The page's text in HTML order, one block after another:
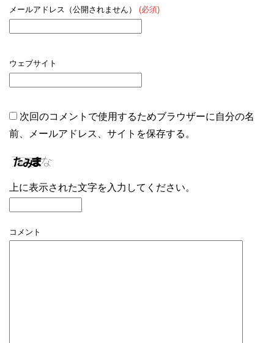
メールアドレス（公開されません） (必須)
ウェブサイト
次回のコメントで使用するためブラウザーに自分の名
前、メールアドレス、サイトを保存する。
上に表示された文字を入力してください。
コメント